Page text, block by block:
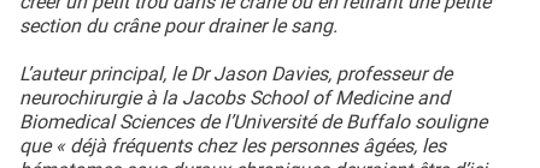
section du crâne pour drainer le sang.
L’auteur principal, le Dr Jason Davies, professeur de
neurochirurgie à la Jacobs School of Medicine and
Biomedical Sciences de l’Université de Buffalo souligne
que « déjà fréquents chez les personnes âgées, les